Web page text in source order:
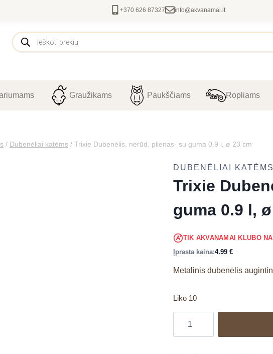
+370 626 87327 info@akvanamai.lt
Graužikams Paukščiams Ropliams
/ Dubenėliai katėms / Trixie Dubenėlis, nerūd. plienas- su guma 0.9 l, ø 23 cm
DUBENĖLIAI KATĖMS
Trixie
guma 0.9 l,
TIK AKVANAMAI KLUBO
Įprasta kaina:4.99 €
Metalinis dubenėlis
Liko 10